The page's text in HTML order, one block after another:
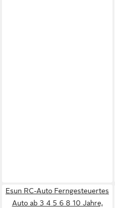
Esun RC-Auto Ferngesteuertes
Auto ab 3 4 5 6 8 10 Jahre,